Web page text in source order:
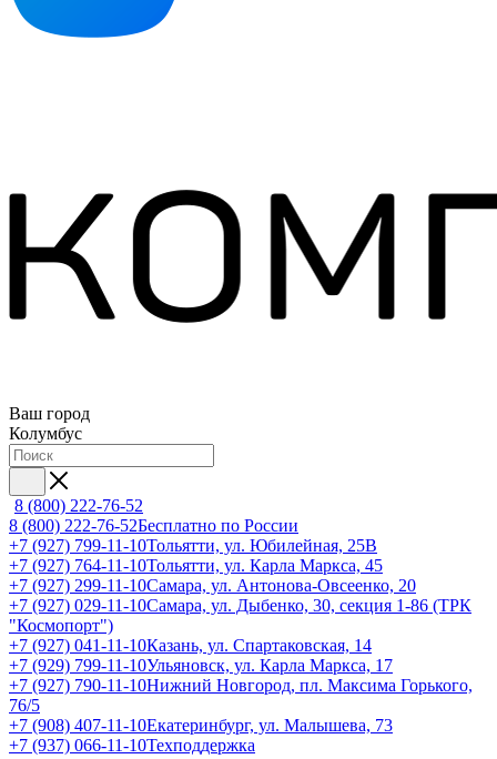
Ваш город
Колумбус
8 (800) 222-76-52
8 (800) 222-76-52Бесплатно по России
+7 (927) 799-11-10Тольятти, ул. Юбилейная, 25В
+7 (927) 764-11-10Тольятти, ул. Карла Маркса, 45
+7 (927) 299-11-10Самара, ул. Антонова-Овсеенко, 20
+7 (927) 029-11-10Самара, ул. Дыбенко, 30, секция 1-86 (ТРК
"Космопорт")
+7 (927) 041-11-10Казань, ул. Спартаковская, 14
+7 (929) 799-11-10Ульяновск, ул. Карла Маркса, 17
+7 (927) 790-11-10Нижний Новгород, пл. Максима Горького,
76/5
+7 (908) 407-11-10Екатеринбург, ул. Малышева, 73
+7 (937) 066-11-10Техподдержка